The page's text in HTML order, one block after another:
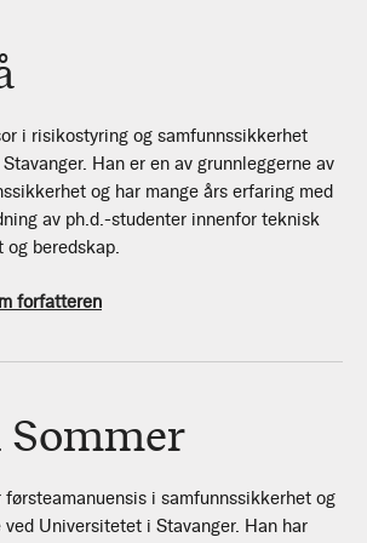
i risikostyring og samfunnssikkerhet
Han er en av grunnleggerne av
og har mange års erfaring med
av ph.d.-studenter innenfor teknisk
og beredskap.
forfatteren
førsteamanuensis i samfunnssikkerhet og
ved Universitetet i Stavanger. Han har